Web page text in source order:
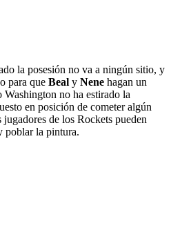
la posesión no va a ningún sitio, y
para que Beal y Nene hagan un
no ha estirado la
en posición de cometer algún
de los Rockets pueden
poblar la pintura.